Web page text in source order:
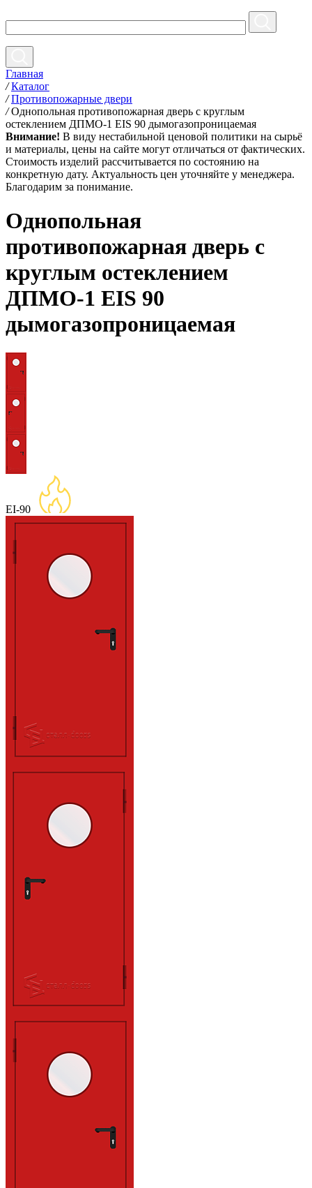
Главная
/ Каталог
/ Противопожарные двери
/ Однопольная противопожарная дверь с круглым
остеклением ДПМО-1 EIS 90 дымогазопроницаемая
Внимание! В виду нестабильной ценовой политики на сырьё
и материалы, цены на сайте могут отличаться от фактических.
Стоимость изделий рассчитывается по состоянию на
конкретную дату. Актуальность цен уточняйте у менеджера.
Благодарим за понимание.
Однопольная
противопожарная дверь с
круглым остеклением
ДПМО-1 EIS 90
дымогазопроницаемая
EI-90